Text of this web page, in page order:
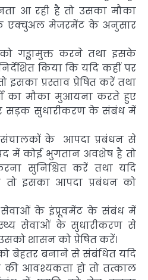
आ रही है तो उसका मौका
एक्चुअल मेजरमेंट के अनुसार
गड्ढामुक्त करने तथा इसके
किया कि यदि कहीं पर
प्रस्ताव प्रेषित करें तथा
का मौका मुआयना करते हुए
पर सड़क सुधारीकरण के संबंध में
संचालकों के आपदा प्रबंधन से
में कोई भुगतान अवशेष है तो
सुनिश्चित करें तथा यदि
तो इसका आपदा प्रबंधन को
सेवाओं के इंप्रूवमेंट के संबंध में
सेवाओं के सुधारीकरण से
शासन को प्रेषित करें।
बेहतर बनाने से संबंधित यदि
आवश्यकता हो तो तत्काल